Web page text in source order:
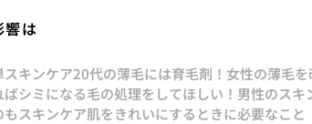
響は
キンケア20代の薄毛には育毛剤！ 女性の薄毛
シミになる毛の処理をしてほしい！ 男性のスキ
スキンケア肌をきれいにするときに必要なこと